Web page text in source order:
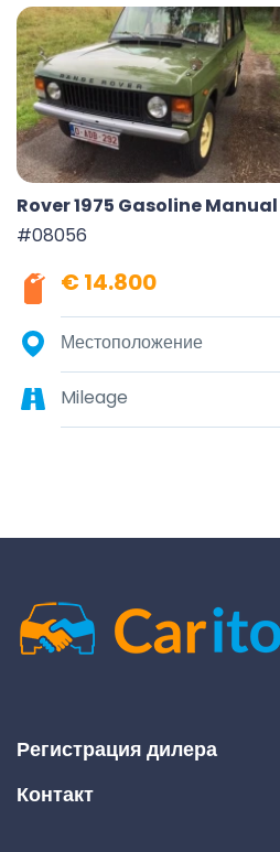
Rover 1975 Gasoline Manual
#08056
€ 14.800
Местоположение
Mileage
Регистрация дилера
Контакт